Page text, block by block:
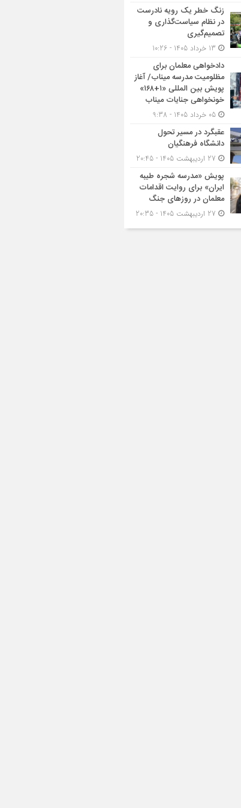
زنگ خطر یک رویه نادرست
در نظام سیاست‌گذاری و
تصمیم‌گیری
دادخواهی معلمان برای
مظلومیت مدرسه میناب/ آغاز
پویش بین المللی «۱+۱۶۸»
خونخواهی جنایات میناب
عقبگرد در مسیر تحول
دانشگاه فرهنگیان
پویش «مدرسه شجره طیبه
ایران» برای روایت اقدامات
معلمان در روزهای جنگ